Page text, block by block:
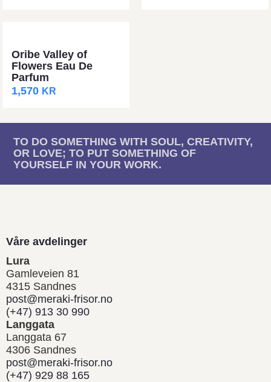
Oribe Valley of
Flowers Eau De
Parfum
1,570 KR
TO DO SOMETHING WITH SOUL, CREATIVITY,
OR LOVE; TO PUT SOMETHING OF
YOURSELF IN YOUR WORK.
Våre avdelinger
Lura
Gamleveien 81
4315 Sandnes
post@meraki-frisor.no
(+47) 913 30 990
Langgata
Langgata 67
4306 Sandnes
post@meraki-frisor.no
(+47) 929 88 165